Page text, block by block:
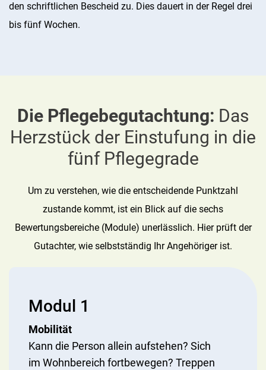
den schriftlichen Bescheid zu. Dies dauert in der Regel drei
bis fünf Wochen.
Die Pflegebegutachtung: Das
Herzstück der Einstufung in die
fünf Pflegegrade
Um zu verstehen, wie die entscheidende Punktzahl
zustande kommt, ist ein Blick auf die sechs
Bewertungsbereiche (Module) unerlässlich. Hier prüft der
Gutachter, wie selbstständig Ihr Angehöriger ist.
Modul 1
Mobilität
Kann die Person allein aufstehen? Sich
im Wohnbereich fortbewegen? Treppen